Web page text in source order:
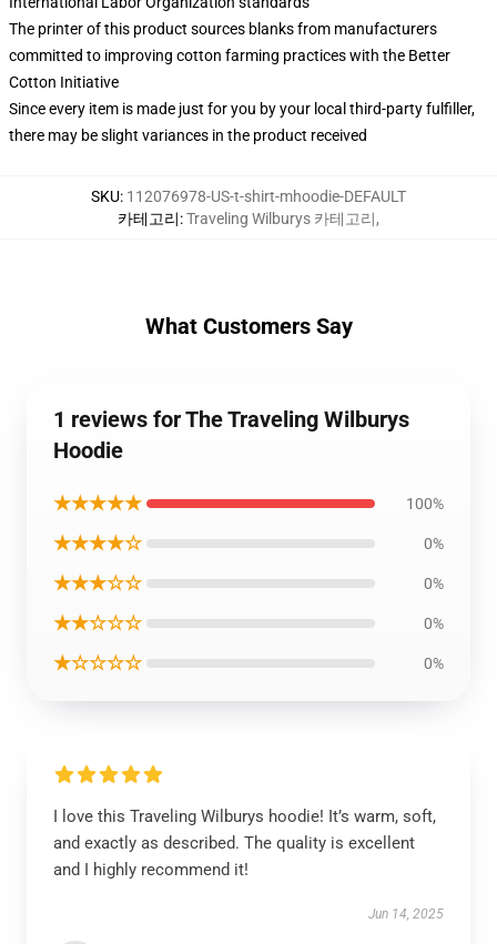
The printer of this product sources blanks from manufacturers
committed to improving cotton farming practices with the Better
Cotton Initiative
Since every item is made just for you by your local third-party fulfiller,
there may be slight variances in the product received
SKU: 112076978-US-t-shirt-mhoodie-DEFAULT
카테고리:Traveling Wilburys 카테고리,
What Customers Say
1 reviews for The Traveling Wilburys
Hoodie
★★★★★ 100%
★★★★☆ 0%
★★★☆☆ 0%
★★☆☆☆ 0%
★☆☆☆☆ 0%
I love this Traveling Wilburys hoodie! It’s warm, soft,
and exactly as described. The quality is excellent
and I highly recommend it!
Jun 14, 2025